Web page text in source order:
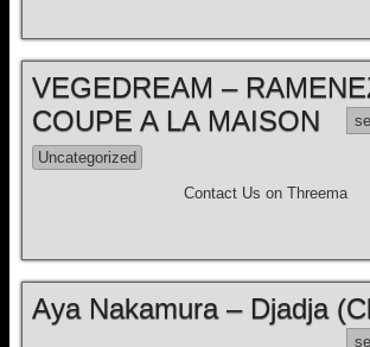
VEGEDREAM –
COUPE A LA MAISON
Uncategorized
Contact Us on Threema
Aya Nakamura – Djadja